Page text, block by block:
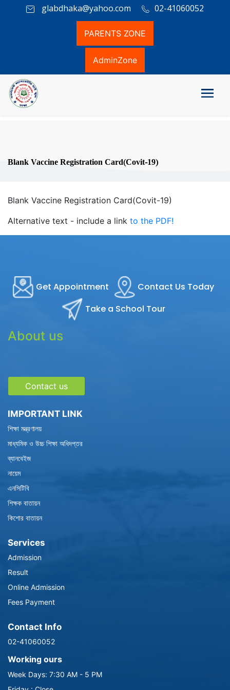
glabdhaka@yahoo.com 02-41060052
PARENTS ZONE
AdminZone
Blank Vaccine Registration Card(Covit-19)
Blank Vaccine Registration Card(Covit-19)
Alternative text - include a link to the PDF!
Get Appointment
Contact Us Today
Take a School Tour
About us
Contact us
IMPORTANT LINK
শিক্ষা মন্ত্রণালয়
মাধ্যমিক ও উচ্চ শিক্ষা অধিদপ্তর
ব্যানবেইজ
নায়েম
এনসিটিবি
শিক্ষক বাতায়ন
কিশোর বাতায়ন
Services
Admission
Result
Online Admission
Fees Payment
Contact Info
02-41060052
Working ours
Week Days: 7:30 AM - 5 PM